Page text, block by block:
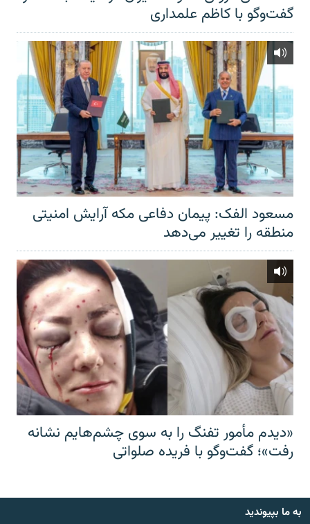
گفت‌‌وگو با کاظم علمداری
مسعود الفک: پیمان دفاعی مکه آرایش امنیتی
منطقه را تغییر می‌دهد
«دیدم مأمور تفنگ را به سوی چشم‌هایم نشانه
رفت»؛ گفت‌و‌گو با فریده صلواتی
به ما بپیوندید